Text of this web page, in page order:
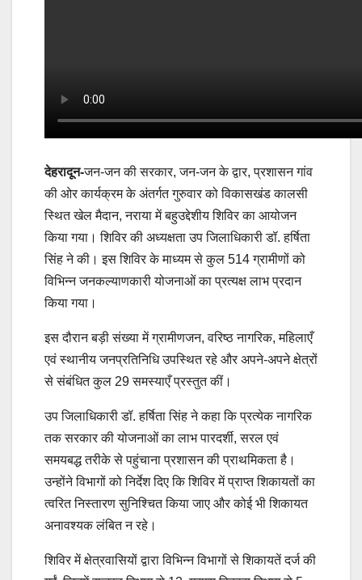
देहरादून-जन-जन की सरकार, जन-जन के द्वार, प्रशासन गांव
की ओर कार्यक्रम के अंतर्गत गुरुवार को विकासखंड कालसी
स्थित खेल मैदान, नराया में बहुउद्देशीय शिविर का आयोजन
किया गया। शिविर की अध्यक्षता उप जिलाधिकारी डॉ. हर्षिता
सिंह ने की। इस शिविर के माध्यम से कुल 514 ग्रामीणों को
विभिन्न जनकल्याणकारी योजनाओं का प्रत्यक्ष लाभ प्रदान
किया गया।
इस दौरान बड़ी संख्या में ग्रामीणजन, वरिष्ठ नागरिक, महिलाएँ
एवं स्थानीय जनप्रतिनिधि उपस्थित रहे और अपने-अपने क्षेत्रों
से संबंधित कुल 29 समस्याएँ प्रस्तुत कीं।
उप जिलाधिकारी डॉ. हर्षिता सिंह ने कहा कि प्रत्येक नागरिक
तक सरकार की योजनाओं का लाभ पारदर्शी, सरल एवं
समयबद्ध तरीके से पहुंचाना प्रशासन की प्राथमिकता है।
उन्होंने विभागों को निर्देश दिए कि शिविर में प्राप्त शिकायतों का
त्वरित निस्तारण सुनिश्चित किया जाए और कोई भी शिकायत
अनावश्यक लंबित न रहे।
शिविर में क्षेत्रवासियों द्वारा विभिन्न विभागों से शिकायतें दर्ज की